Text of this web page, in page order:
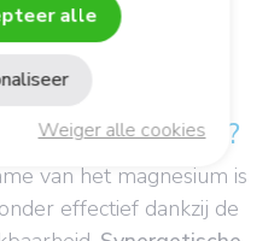
is goed
van het magnesium is
effectief dankzij de
alle
Weiger alle cookies